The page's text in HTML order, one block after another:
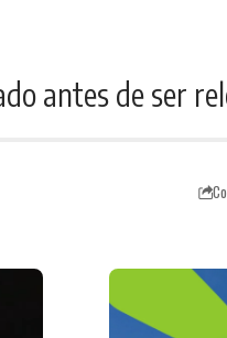
antes de ser